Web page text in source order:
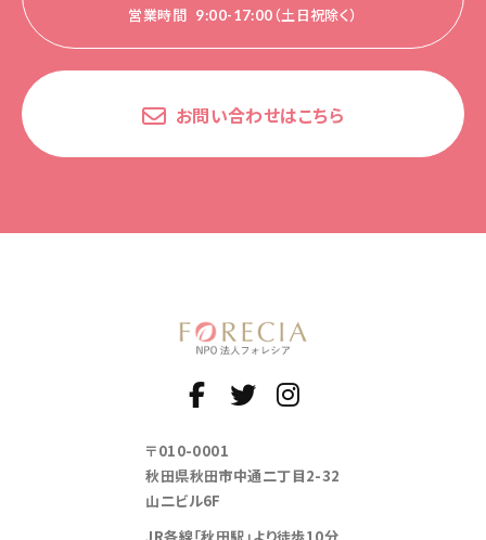
営業時間 9:00-17:00（土日祝除く）
お問い合わせはこちら
〒010-0001
秋田県秋田市中通二丁目2-32
山二ビル6F